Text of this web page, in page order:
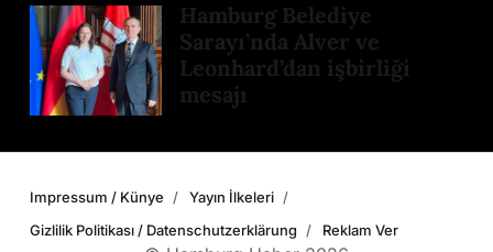
Hamburg Belediye
Sarayı’nda Alver ve
Leonhard’dan işbirliği
mesajı
Impressum / Künye
Yayın İlkeleri
Gizlilik Politikası / Datenschutzerklärung
Reklam Ver